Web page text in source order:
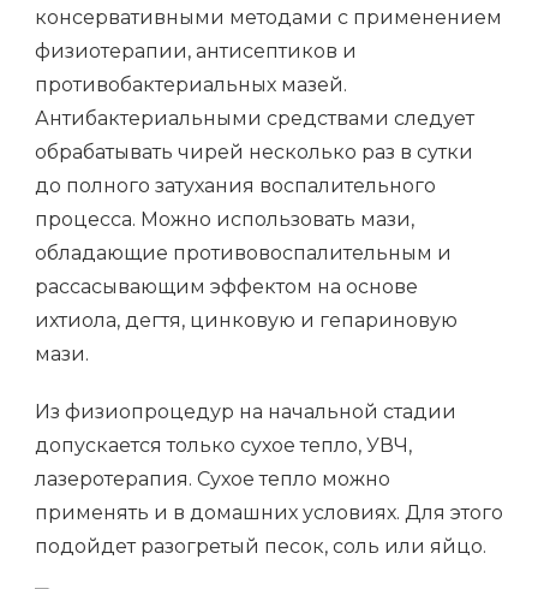
консервативными методами с применением
физиотерапии, антисептиков и
противобактериальных мазей.
Антибактериальными средствами следует
обрабатывать чирей несколько раз в сутки
до полного затухания воспалительного
процесса. Можно использовать мази,
обладающие противовоспалительным и
рассасывающим эффектом на основе
ихтиола, дегтя, цинковую и гепариновую
мази.
Из физиопроцедур на начальной стадии
допускается только сухое тепло, УВЧ,
лазеротерапия. Сухое тепло можно
применять и в домашних условиях. Для этого
подойдет разогретый песок, соль или яйцо.